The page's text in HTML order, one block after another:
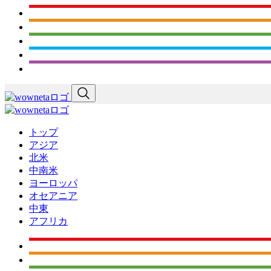
トップ
アジア
北米
中南米
ヨーロッパ
オセアニア
中東
アフリカ